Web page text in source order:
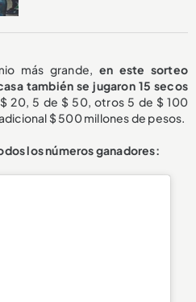
más grande, en este sorteo
también se jugaron 15 secos
20, 5 de $ 50, otros 5 de $ 100
$ 500 millones de pesos.
los números ganadores: